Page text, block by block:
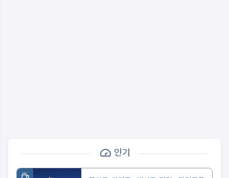
인기